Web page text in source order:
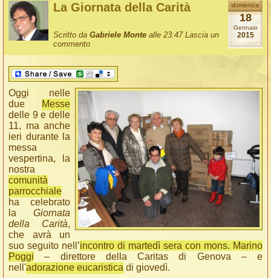
domenica
18
Gennaio
2015
La Giornata della Carità
Scritto da Gabriele Monte alle 23:47 Lascia un
commento
Oggi nelle
due
Messe
delle 9 e delle
11, ma anche
ieri durante la
messa
vespertina, la
nostra
comunità
parrocchiale
ha celebrato
la Giornata
della Carità,
che avrà un
suo seguito nell’incontro di martedì sera con mons. Marino
Poggi – direttore della Caritas di Genova – e
nell'adorazione eucaristica di giovedì.